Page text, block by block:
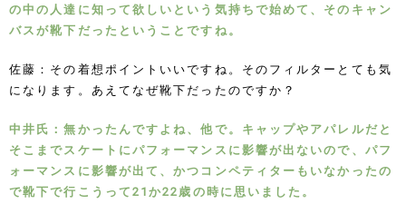
の中の人達に知って欲しいという気持ちで始めて、そのキャン
バスが靴下だったということですね。
佐藤：その着想ポイントいいですね。そのフィルターとても気
になります。あえてなぜ靴下だったのですか？
中井氏：無かったんですよね、他で。キャップやアパレルだと
そこまでスケートにパフォーマンスに影響が出ないので、パフ
ォーマンスに影響が出て、かつコンペティターもいなかったの
で靴下で行こうって21か22歳の時に思いました。